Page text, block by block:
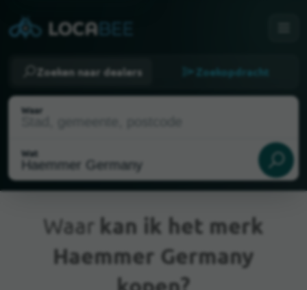
Zoeken naar dealers Zoekopdracht
Waar
Wat
Huidige locatie
Waar kan ik het merk
Haemmer Germany